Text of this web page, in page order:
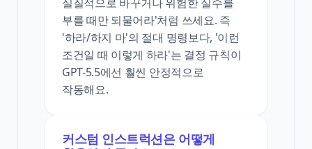
부를 때만 되물어라'처럼 쓰세요. 즉
'하라/하지 마'의 절대 명령보다, '이런
조건일 때 이렇게 하라'는 결정 규칙이
GPT-5.5에선 훨씬 안정적으로
작동해요.
커스텀 인스트럭션은 어떻게